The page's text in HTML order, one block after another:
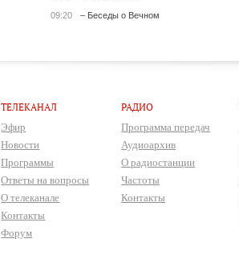
09:20 – Беседы о Вечном
ТЕЛЕКАНАЛ
Эфир
Новости
Программы
Ответы на вопросы
О телеканале
Контакты
Форум
РАДИО
Программа передач
Аудиоархив
О радиостанции
Частоты
Контакты